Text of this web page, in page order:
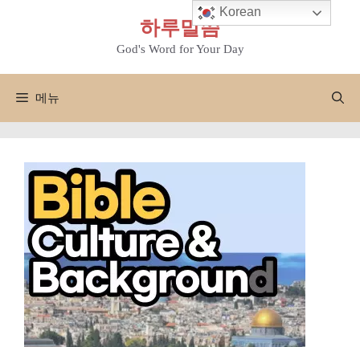
하루말씀
God's Word for Your Day
메뉴
Korean